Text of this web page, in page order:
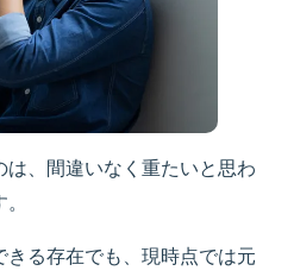
、間違いなく重たいと思わ
る存在でも、現時点では元